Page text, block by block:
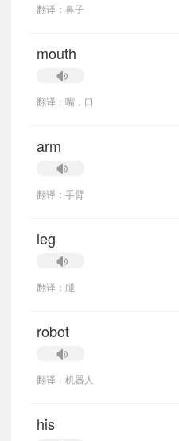
翻译：鼻子
mouth
翻译：嘴，口
arm
翻译：手臂
leg
翻译：腿
robot
翻译：机器人
his